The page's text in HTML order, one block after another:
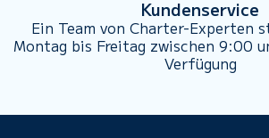
Kundenservice
Ein Team von Charter-Experten
Montag bis Freitag zwischen 9:00
Verfügung